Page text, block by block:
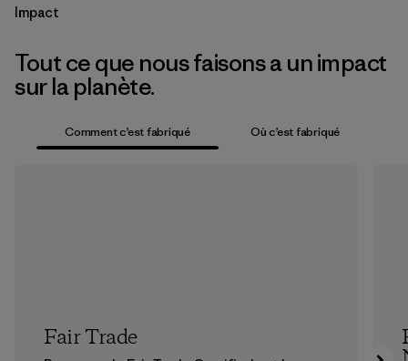
Impact
Tout ce que nous faisons a un impact
sur la planète.
Comment c’est fabriqué Où c’est fabriqué
Fair Trade